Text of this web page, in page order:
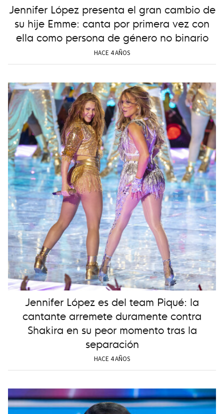
Jennifer López presenta el gran cambio de
su hije Emme: canta por primera vez con
ella como persona de género no binario
HACE 4 AÑOS
Jennifer López es del team Piqué: la
cantante arremete duramente contra
Shakira en su peor momento tras la
separación
HACE 4 AÑOS